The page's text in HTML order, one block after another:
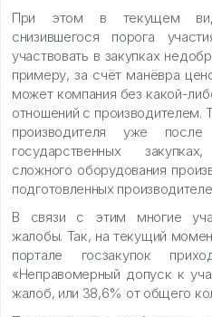
При этом в текущем
снизившегося порога
участвовать в закупках
примеру, за счёт манёвра
может компания без какой-
отношений с производителем.
производителя уже
государственных
сложного оборудования
подготовленных
В связи с этим многие
жалобы. Так, на текущий
портале госзакупок
«Неправомерный допуск к
жалоб, или 38,6% от общего